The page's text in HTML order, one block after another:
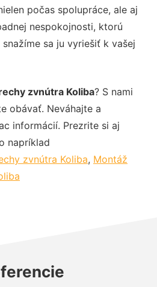
počas spolupráce, ale aj
nespokojnosti, ktorú
sa ju vyriešiť k vašej
zvnútra Koliba? S nami
obávať. Neváhajte a
informácií. Prezrite si aj
napríklad
zvnútra Koliba, Montáž